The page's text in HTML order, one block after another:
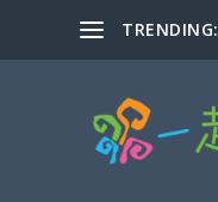
TRENDING: